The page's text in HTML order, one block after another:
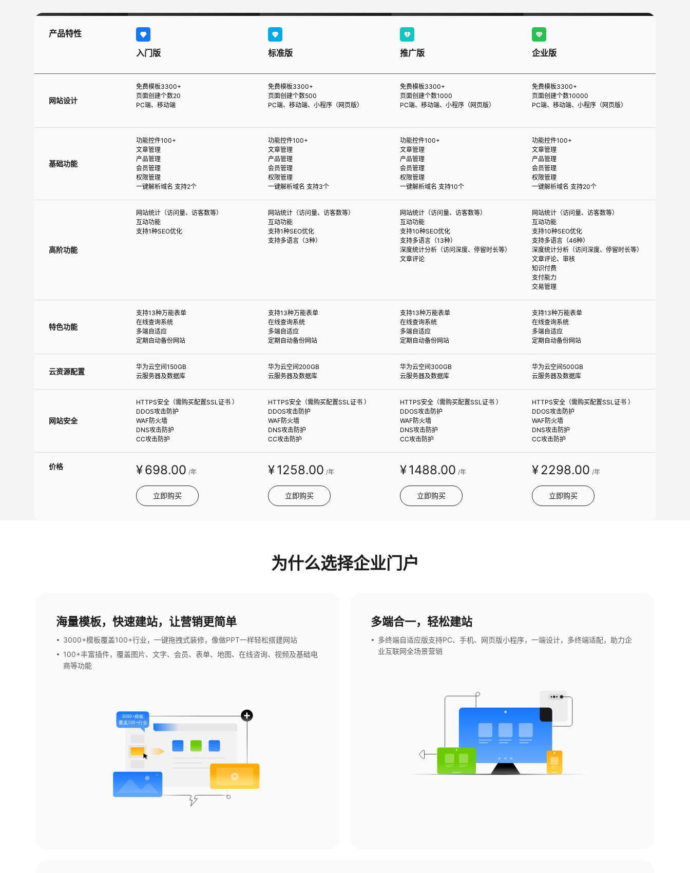
产品特性
入门版
标准版 推广版 企业版
网站设计
免费模板3300+
页面创建个数20
PC端、移动端
免费模板3300+
页面创建个数500
PC端、移动端、小程序（网页版）
免费模板3300+
页面创建个数1000
PC端、移动端、小程序（网页版）
免费模板3300+
页面创建个数10000
PC端、移动端、小程序（网页版）
基础功能
功能控件100+
文章管理
产品管理
会员管理
权限管理
一键解析域名 支持2个
功能控件100+
文章管理
产品管理
会员管理
权限管理
一键解析域名 支持3个
功能控件100+
文章管理
产品管理
会员管理
权限管理
一键解析域名 支持10个
功能控件100+
文章管理
产品管理
会员管理
权限管理
一键解析域名 支持20个
高阶功能
网站统计（访问量、访客数等）
互动功能
支持1种SEO优化
网站统计（访问量、访客数等）
互动功能
支持1种SEO优化
支持多语言（3种）
网站统计（访问量、访客数等）
互动功能
支持10种SEO优化
支持多语言（13种）
深度统计分析（访问深度、停留时长等）
文章评论
网站统计（访问量、访客数等）
互动功能
支持10种SEO优化
支持多语言（46种）
深度统计分析（访问深度、停留时长等）
文章评论、审核
知识付费
支付能力
交易管理
特色功能
支持13种万能表单
在线查询系统
多端自适应
定期自动备份网站
支持13种万能表单
在线查询系统
多端自适应
定期自动备份网站
支持13种万能表单
在线查询系统
多端自适应
定期自动备份网站
支持13种万能表单
在线查询系统
多端自适应
定期自动备份网站
云资源配置
华为云空间150GB
云服务器及数据库
华为云空间200GB
云服务器及数据库
华为云空间300GB
云服务器及数据库
华为云空间500GB
云服务器及数据库
网站安全
HTTPS安全（需购买配置SSL证书 ）
DDOS攻击防护
WAF防火墙
DNS攻击防护
CC攻击防护
HTTPS安全（需购买配置SSL证书 ）
DDOS攻击防护
WAF防火墙
DNS攻击防护
CC攻击防护
HTTPS安全（需购买配置SSL证书 ）
DDOS攻击防护
WAF防火墙
DNS攻击防护
CC攻击防护
HTTPS安全（需购买配置SSL证书 ）
DDOS攻击防护
WAF防火墙
DNS攻击防护
CC攻击防护
价格 ¥698.00 /年
立即购买
¥1258.00 /年
立即购买
¥1488.00 /年
立即购买
¥2298.00 /年
立即购买
为什么选择企业门户
海量模板，快速建站，让营销更简单
3000+模板覆盖100+行业，一键拖拽式装修，像做PPT一样轻松搭建网站
100+丰富插件，覆盖图片、文字、会员、表单、地图、在线咨询、视频及基础电
商等功能
多端合一，轻松建站
多终端自适应版支持PC、手机、网页版小程序，一端设计，多终端适配，助力企
业互联网全场景营销